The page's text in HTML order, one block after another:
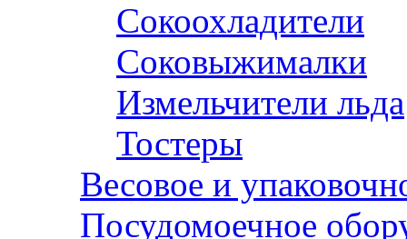
Сокоохладители
Соковыжималки
Измельчители льда
Тостеры
Весовое и
Посудомоечное